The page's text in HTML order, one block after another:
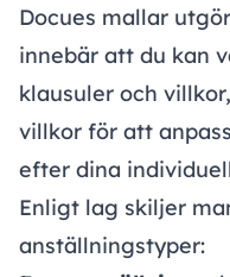
Docues mallar
innebär att du kan
klausuler och
villkor för att
efter dina
Enligt lag skiljer
anställningstyper: